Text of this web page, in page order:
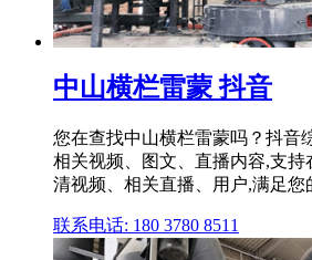
中山横栏雷蒙 抖音
您在查找中山横栏雷蒙吗？抖音
相关视频、图文、直播内容,支持
清视频、相关直播、用户,满足您
联系电话: 180 3780 8511